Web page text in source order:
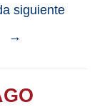
siguiente
→